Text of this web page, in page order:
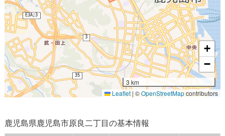
+
−
3 km
Leaflet | ©OpenStreetMapcontributors
鹿児島県鹿児島市原良二丁目の基本情報